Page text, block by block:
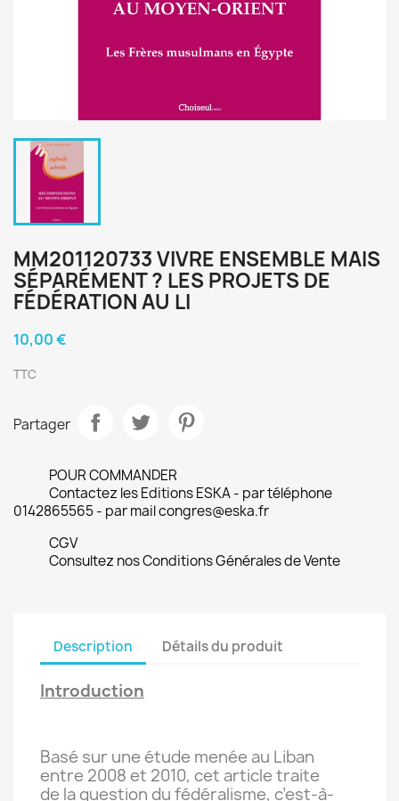
MM201120733 VIVRE ENSEMBLE MAIS
SÉPARÉMENT ? LES PROJETS DE
FÉDÉRATION AU LI
10,00 €
TTC
Partager
POUR COMMANDER
Contactez les Editions ESKA - par téléphone
0142865565 - par mail congres@eska.fr
CGV
Consultez nos Conditions Générales de Vente
Description Détails du produit
Introduction
Basé sur une étude menée au Liban
entre 2008 et 2010, cet article traite
de la question du fédéralisme, c’est-à-